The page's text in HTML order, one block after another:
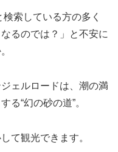
索している方の多く
るのでは？」と不安に
ェルロードは、潮の満
る“幻の砂の道”。
て観光できます。